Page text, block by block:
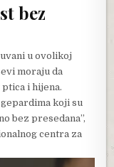
bez
u ovolikoj
moraju da
i hijena.
koji su
bez presedana”,
centra za